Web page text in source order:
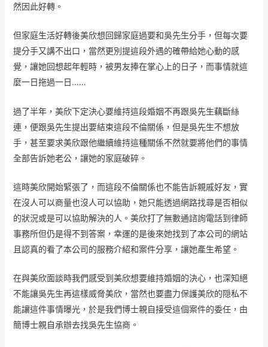
然因此好轉。
但家庭生活好轉後美欣想回歸家庭過要和吳先生分手，但每次要
提分手又講不出口，當然更別提這段外遇的確帶給她心動的感
覺，讓她回想起年輕時，被男友捧在掌心上的日子，而事情就這
麼一日拖過一日……
過了半年，美欣下定決心要維持這段婚姻不再跟吳先生藕斷絲
連，便跟吳先生提出要結束這段不倫關係，但是吳先生不想放
手，甚至要求美欣跟他繼續維持這種關係不然就要將他們的事情
全部告訴她老公，讓她的家庭破碎。
這時美欣開始緊張了，而這段不倫關係也不能告訴親戚好友，實
在沒人可以商量也沒人可以協助，她只能透過網路找尋是否相似
的狀況或是可以協助解決的人。美欣打了無數通諮詢電話到律師
事務所但仍是得不到答案，幸運的是後來她找到了本公司的網站
且認真的看了本公司的服務介紹和案件分享，讓她產生希望。
在與美欣面談時我們感受到美欣想要維持婚姻的決心，也深知絕
不能讓吳先生再這樣威脅美欣，當然也要盡力保護美欣的隠私不
能讓這件事情曝光，於是我們博士親自接受這個案件的委任，由
簡博士親自承辦去找吳先生協商。